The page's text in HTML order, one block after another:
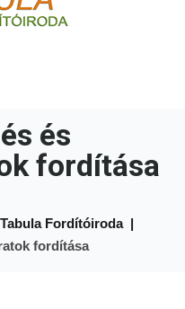
és
fordítása
Fordítóiroda |
fordítása